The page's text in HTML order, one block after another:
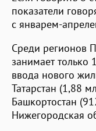
показатели
с январем-
Среди регионов
занимает только
ввода нового
Татарстан (1,88
Башкортостан
Нижегородская